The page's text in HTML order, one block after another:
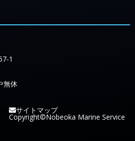
1
無休
サイトマップ
Copyright©Nobeoka Marine Service